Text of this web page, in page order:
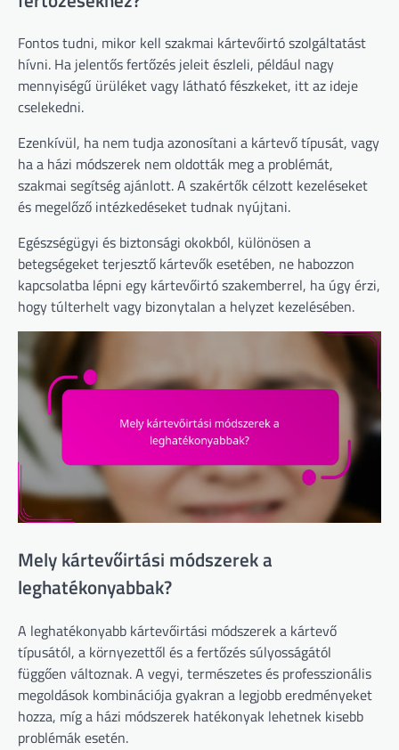
Fontos tudni, mikor kell szakmai kártevőirtó szolgáltatást
hívni. Ha jelentős fertőzés jeleit észleli, például nagy
mennyiségű ürüléket vagy látható fészkeket, itt az ideje
cselekedni.
Ezenkívül, ha nem tudja azonosítani a kártevő típusát, vagy
ha a házi módszerek nem oldották meg a problémát,
szakmai segítség ajánlott. A szakértők célzott kezeléseket
és megelőző intézkedéseket tudnak nyújtani.
Egészségügyi és biztonsági okokból, különösen a
betegségeket terjesztő kártevők esetében, ne habozzon
kapcsolatba lépni egy kártevőirtó szakemberrel, ha úgy érzi,
hogy túlterhelt vagy bizonytalan a helyzet kezelésében.
Mely kártevőirtási módszerek a
leghatékonyabbak?
A leghatékonyabb kártevőirtási módszerek a kártevő
típusától, a környezettől és a fertőzés súlyosságától
függően változnak. A vegyi, természetes és professzionális
megoldások kombinációja gyakran a legjobb eredményeket
hozza, míg a házi módszerek hatékonyak lehetnek kisebb
problémák esetén.